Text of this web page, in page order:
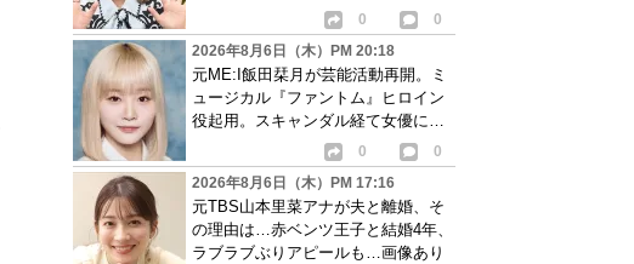
0
0
2026年8月6日（木）PM 20:18
元ME:I飯田栞月が芸能活動再開。ミ
ュージカル『ファントム』ヒロイン
役起用。スキャンダル経て女優に転
0
0
2026年8月6日（木）PM 17:16
元TBS山本里菜アナが夫と離婚、そ
の理由は…赤ベンツ王子と結婚4年、
ラブラブぶりアピールも…画像あり